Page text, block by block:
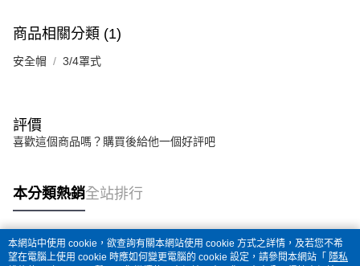
商品相關分類 (1)
安全帽 3/4罩式
評價
喜歡這個商品嗎？購買後給他一個好評吧
本分類熱銷全站排行
熱門標籤
本網站中使用 cookie，欲查詢有關本網站使用 cookie 方式之詳情，及若您不希
望在電腦上使用 cookie 時應如何變更電腦的 cookie 設定，請參閱本網站「 隱私